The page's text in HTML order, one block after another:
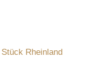
Rheinland